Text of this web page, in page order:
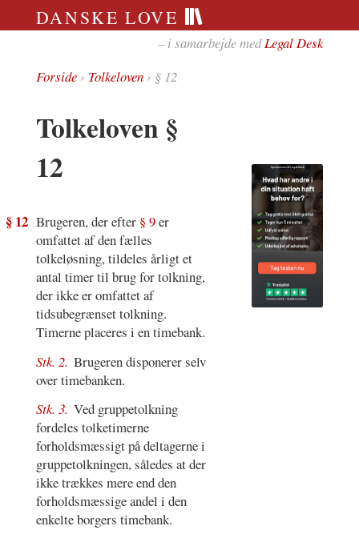
DANSKE LOVE
– i samarbejde medLegal Desk
Forside› Tolkeloven› § 12
Tolkeloven §
12
§ 12 Brugeren, der efter § 9er
omfattet af den fælles
tolkeløsning, tildeles årligt et
antal timer til brug for tolkning,
der ikke er omfattet af
tidsubegrænset tolkning.
Timerne placeres i en timebank.
Stk. 2. Brugeren disponerer selv
over timebanken.
Stk. 3. Ved gruppetolkning
fordeles tolketimerne
forholdsmæssigt på deltagerne i
gruppetolkningen, således at der
ikke trækkes mere end den
forholdsmæssige andel i den
enkelte borgers timebank.